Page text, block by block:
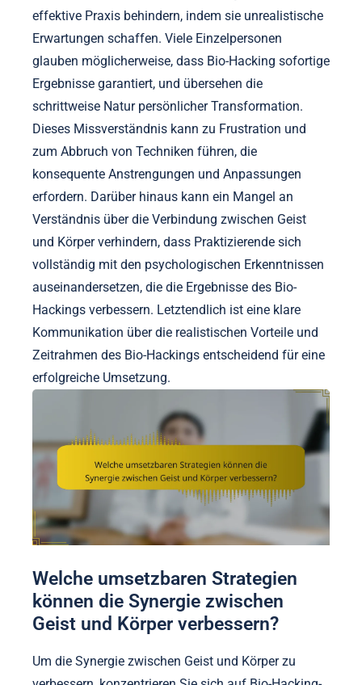
effektive Praxis behindern, indem sie unrealistische
Erwartungen schaffen. Viele Einzelpersonen
glauben möglicherweise, dass Bio-Hacking sofortige
Ergebnisse garantiert, und übersehen die
schrittweise Natur persönlicher Transformation.
Dieses Missverständnis kann zu Frustration und
zum Abbruch von Techniken führen, die
konsequente Anstrengungen und Anpassungen
erfordern. Darüber hinaus kann ein Mangel an
Verständnis über die Verbindung zwischen Geist
und Körper verhindern, dass Praktizierende sich
vollständig mit den psychologischen Erkenntnissen
auseinandersetzen, die die Ergebnisse des Bio-
Hackings verbessern. Letztendlich ist eine klare
Kommunikation über die realistischen Vorteile und
Zeitrahmen des Bio-Hackings entscheidend für eine
erfolgreiche Umsetzung.
Welche umsetzbaren Strategien
können die Synergie zwischen
Geist und Körper verbessern?
Um die Synergie zwischen Geist und Körper zu